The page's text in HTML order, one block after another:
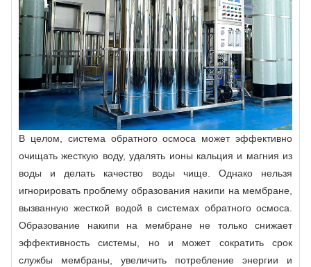
В целом, система обратного осмоса может эффективно
очищать жесткую воду, удалять ионы кальция и магния из
воды и делать качество воды чище. Однако нельзя
игнорировать проблему образования накипи на мембране,
вызванную жесткой водой в системах обратного осмоса.
Образование накипи на мембране не только снижает
эффективность системы, но и может сократить срок
службы мембраны, увеличить потребление энергии и